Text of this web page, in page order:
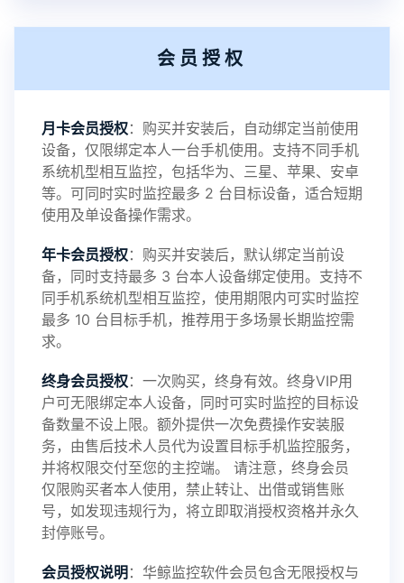
鲸监控存在的问题与所需的更多功能，华鲸手机监
控将持续为您创造更优秀的监控APP
2025-01-13 V3.7
2024-10-08 V3.6
2024-03-16 V3.5
会员授权
月卡会员授权：购买并安装后，自动绑定当前使用
设备，仅限绑定本人一台手机使用。支持不同手机
系统机型相互监控，包括华为、三星、苹果、安卓
等。可同时实时监控最多 2 台目标设备，适合短期
使用及单设备操作需求。
年卡会员授权：购买并安装后，默认绑定当前设
备，同时支持最多 3 台本人设备绑定使用。支持不
同手机系统机型相互监控，使用期限内可实时监控
最多 10 台目标手机，推荐用于多场景长期监控需
求。
终身会员授权：一次购买，终身有效。终身VIP用
户可无限绑定本人设备，同时可实时监控的目标设
备数量不设上限。额外提供一次免费操作安装服
务，由售后技术人员代为设置目标手机监控服务，
并将权限交付至您的主控端。 请注意，终身会员
仅限购买者本人使用，禁止转让、出借或销售账
号，如发现违规行为，将立即取消授权资格并永久
封停账号。
会员授权说明 ：华鲸监控软件会员包含无限授权与